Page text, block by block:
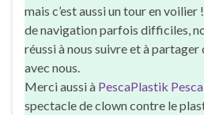
mais c’est aussi un tour en
de navigation parfois difficiles,
réussi à nous suivre et à
avec nous.
Merci aussi à PescaPlastik
spectacle de clown contre le